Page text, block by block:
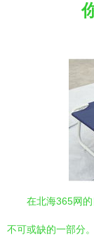
在北海365网
不可或缺的一部分